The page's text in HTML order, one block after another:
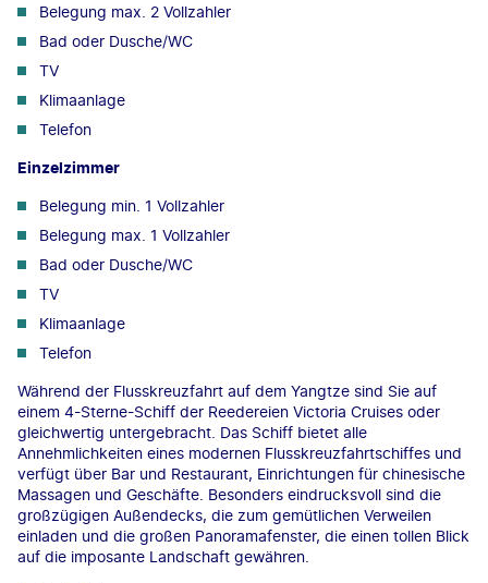
Belegung max. 2 Vollzahler
Bad oder Dusche/WC
TV
Klimaanlage
Telefon
Einzelzimmer
Belegung min. 1 Vollzahler
Belegung max. 1 Vollzahler
Bad oder Dusche/WC
TV
Klimaanlage
Telefon
Während der Flusskreuzfahrt auf dem Yangtze sind Sie auf
einem 4-Sterne-Schiff der Reedereien Victoria Cruises oder
gleichwertig untergebracht. Das Schiff bietet alle
Annehmlichkeiten eines modernen Flusskreuzfahrtschiffes und
verfügt über Bar und Restaurant, Einrichtungen für chinesische
Massagen und Geschäfte. Besonders eindrucksvoll sind die
großzügigen Außendecks, die zum gemütlichen Verweilen
einladen und die großen Panoramafenster, die einen tollen Blick
auf die imposante Landschaft gewähren.